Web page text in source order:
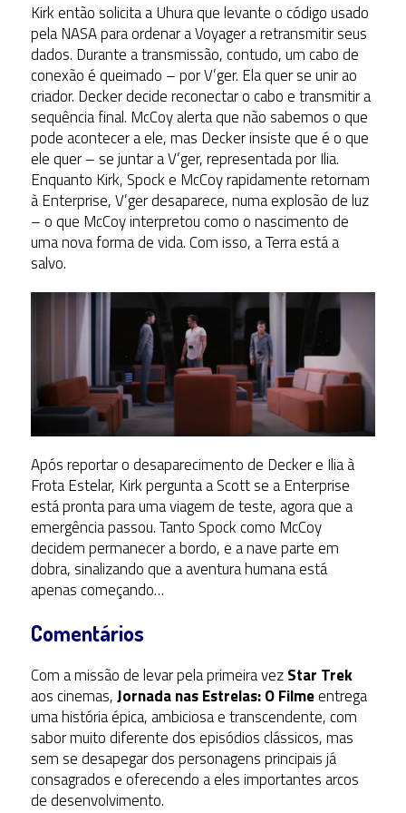
Kirk então solicita a Uhura que levante o código usado
pela NASA para ordenar a Voyager a retransmitir seus
dados. Durante a transmissão, contudo, um cabo de
conexão é queimado – por V’ger. Ela quer se unir ao
criador. Decker decide reconectar o cabo e transmitir a
sequência final. McCoy alerta que não sabemos o que
pode acontecer a ele, mas Decker insiste que é o que
ele quer – se juntar a V’ger, representada por Ilia.
Enquanto Kirk, Spock e McCoy rapidamente retornam
à Enterprise, V’ger desaparece, numa explosão de luz
– o que McCoy interpretou como o nascimento de
uma nova forma de vida. Com isso, a Terra está a
salvo.
Após reportar o desaparecimento de Decker e Ilia à
Frota Estelar, Kirk pergunta a Scott se a Enterprise
está pronta para uma viagem de teste, agora que a
emergência passou. Tanto Spock como McCoy
decidem permanecer a bordo, e a nave parte em
dobra, sinalizando que a aventura humana está
apenas começando…
Comentários
Com a missão de levar pela primeira vezStar Trek
aos cinemas,Jornada nas Estrelas: O Filmeentrega
uma história épica, ambiciosa e transcendente, com
sabor muito diferente dos episódios clássicos, mas
sem se desapegar dos personagens principais já
consagrados e oferecendo a eles importantes arcos
de desenvolvimento.